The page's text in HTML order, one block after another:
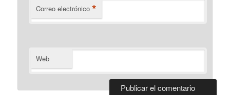
Correo electrónico *
Web